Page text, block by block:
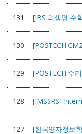
131 [IBS 의생명 수
130
129
128
127